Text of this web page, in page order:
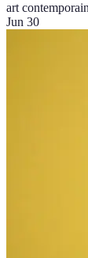
art
Jun 30